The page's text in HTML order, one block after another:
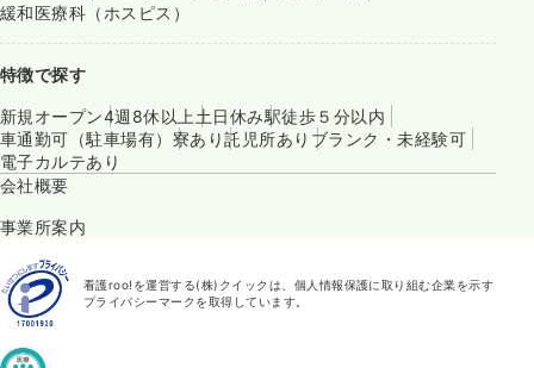
緩和医療科（ホスピス）
特徴で探す
新規オープン4週8休以上 土日休み駅徒歩５分以内
車通勤可（駐車場有） 寮あり託児所あり ブランク・未経験可
電子カルテあり
会社概要
事業所案内
看護roo!を運営する(株)クイックは、個人情報保護に取り組む企業を示す
プライバシーマークを取得しています。